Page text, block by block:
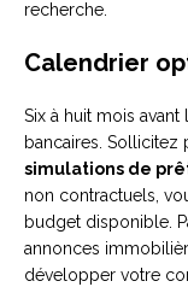
recherche.
Calendrier
Six à huit mois avant
bancaires.
simulations de
non contractuels,
budget disponible.
annonces
développer votre